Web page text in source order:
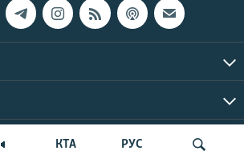
КТА РУС
© Крим.Реалії, 2026 | Усі права застережено.